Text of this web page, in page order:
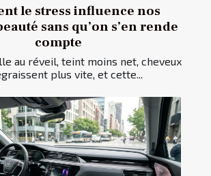
le stress influence nos
sans qu’on s’en rende
compte
au réveil, teint moins net, cheveux
plus vite, et cette...